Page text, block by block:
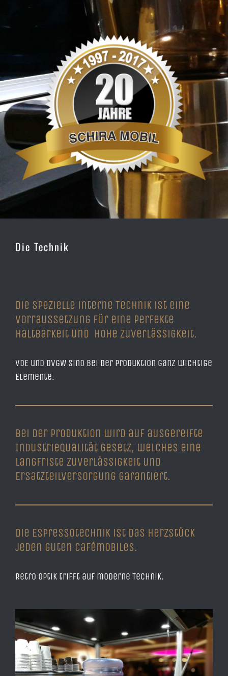
Die Technik
Die spezielle interne Technik ist eine
Vorraussetzung für eine perfekte
Haltbarkeit und hohe Zuverlässigkeit.
VDE und DVGW sind bei der Produktion ganz wichtige
Elemente.
Bei der Produktion wird auf ausgereifte
Industriequalität gesetz, welches eine
langfriste Zuverlässigkeit und
Ersatzteilversorgung garantiert.
Die Espressotechnik ist das Herzstück
jeden guten Cafémobiles.
Retro Optik trifft auf moderne Technik.